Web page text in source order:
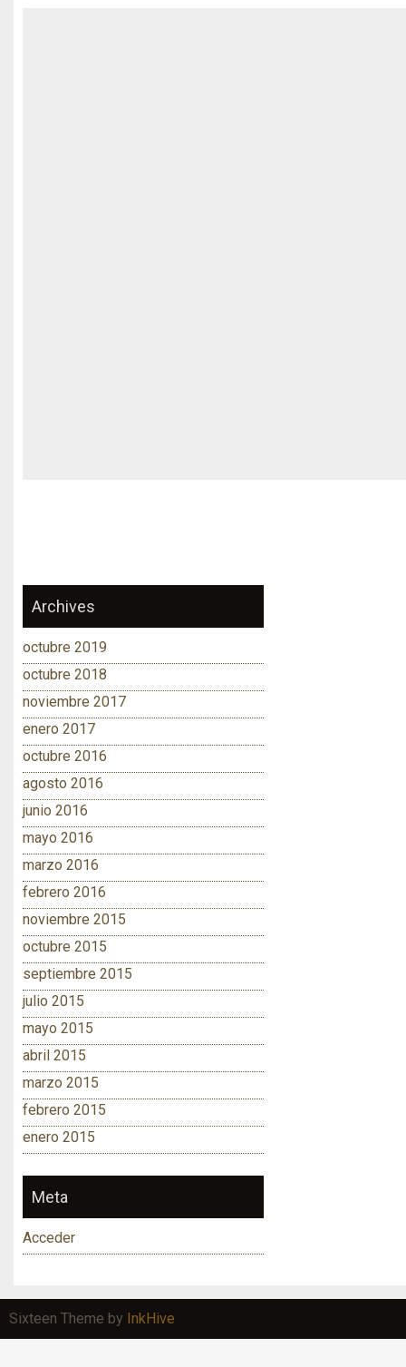
Archives
octubre 2019
octubre 2018
noviembre 2017
enero 2017
octubre 2016
agosto 2016
junio 2016
mayo 2016
marzo 2016
febrero 2016
noviembre 2015
octubre 2015
septiembre 2015
julio 2015
mayo 2015
abril 2015
marzo 2015
febrero 2015
enero 2015
Meta
Acceder
Sixteen Theme by InkHive